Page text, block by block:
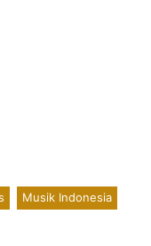
Musik Indonesia